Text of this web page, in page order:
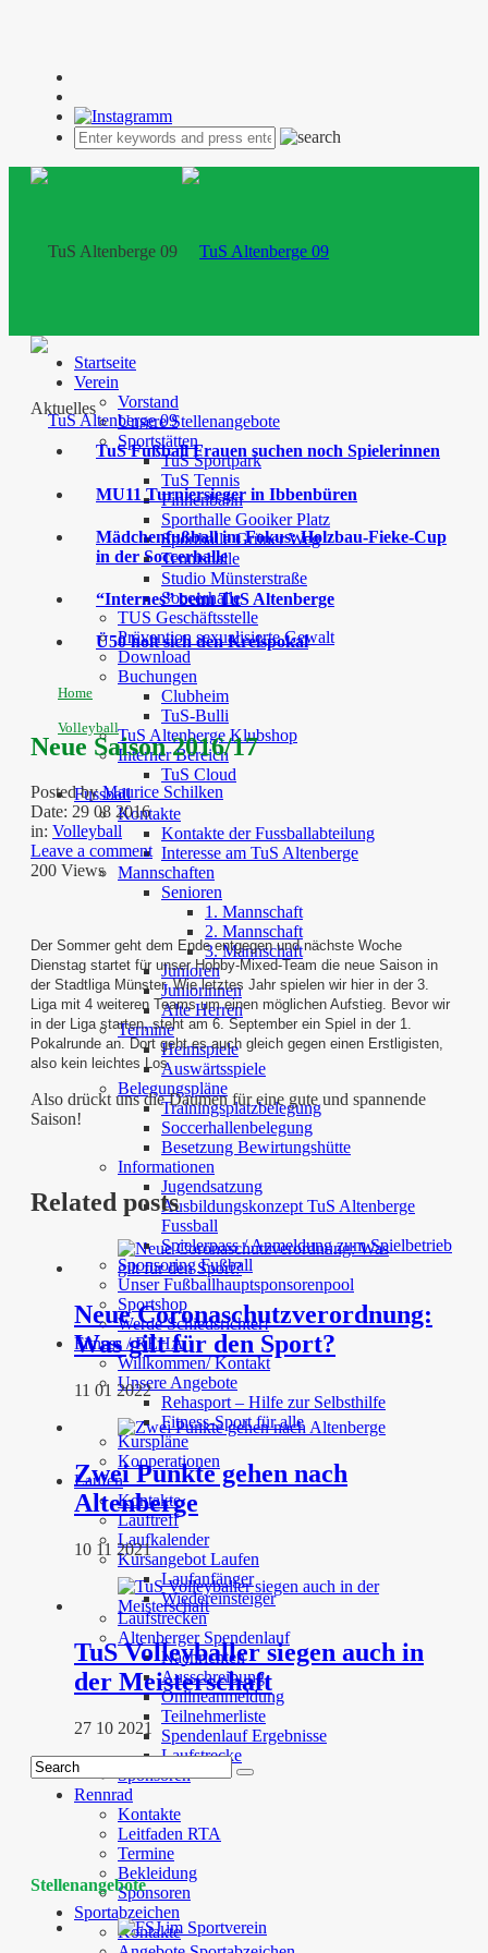
Startseite
Verein
Vorstand
Unsere Stellenangebote
Sportstätten
TuS Sportpark
TuS Tennis
Finnenbahn
Sporthalle Gooiker Platz
Sporthalle Grüner Weg
Tennishalle
Studio Münsterstraße
Soccerhalle
TUS Geschäftsstelle
Prävention sexualisierte Gewalt
Download
Buchungen
Clubheim
TuS-Bulli
TuS Altenberge Klubshop
Interner Bereich
TuS Cloud
Fussball
Kontakte
Kontakte der Fussballabteilung
Interesse am TuS Altenberge
Mannschaften
Senioren
1. Mannschaft
2. Mannschaft
3. Mannschaft
Junioren
Juniorinnen
Alte Herren
Termine
Heimspiele
Auswärtsspiele
Belegungspläne
Trainingsplatzbelegung
Soccerhallenbelegung
Besetzung Bewirtungshütte
Informationen
Jugendsatzung
Ausbildungskonzept TuS Altenberge
Fussball
Spielerpass / Anmeldung zum Spielbetrieb
Sponsoring Fußball
Unser Fußballhauptsponsorenpool
Sportshop
Werde Schiedsrichter!
Fitness / REHA
Willkommen/ Kontakt
Unsere Angebote
Rehasport – Hilfe zur Selbsthilfe
Fitness-Sport für alle
Kurspläne
Kooperationen
Laufen
Kontakte
Lauftreff
Laufkalender
Kursangebot Laufen
Laufanfänger
Wiedereinsteiger
Laufstrecken
Altenberger Spendenlauf
Nachrichten
Ausschreibung
Onlineanmeldung
Teilnehmerliste
Spendenlauf Ergebnisse
Laufstrecke
Sponsoren
Rennrad
Kontakte
Leitfaden RTA
Termine
Bekleidung
Sponsoren
Sportabzeichen
Kontakte
Aktuelles
TuS Fußball Frauen suchen noch Spielerinnen
MU11 Turniersieger in Ibbenbüren
Mädchenfußball im Fokus: Holzbau-Fieke-Cup
in der Soccerhalle
“Internes” beim TuS Altenberge
Ü50 holt sich den Kreispokal
Home
Volleyball
Neue Saison 2016/17
Posted byMaurice Schilken
Date: 29 08 2016
in: Volleyball
Leave a comment
200 Views
Der Sommer geht dem Ende entgegen und nächste Woche
Dienstag startet für unser Hobby-Mixed-Team die neue Saison in
der Stadtliga Münster. Wie letztes Jahr spielen wir hier in der 3.
Liga mit 4 weiteren Teams um einen möglichen Aufstieg. Bevor wir
in der Liga starten, steht am 6. September ein Spiel in der 1.
Pokalrunde an. Dort geht es auch gleich gegen einen Erstligisten,
also kein leichtes Los.
Also drückt uns die Daumen für eine gute und spannende
Saison!
Related posts
Neue Coronaschutzverordnung:
Was gilt für den Sport?
11 01 2022
Zwei Punkte gehen nach
Altenberge
10 11 2021
TuS Volleyballer siegen auch in
der Meisterschaft
27 10 2021
Stellenangebote